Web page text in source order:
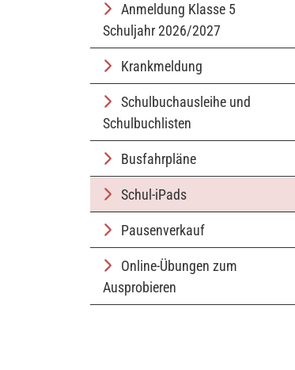
Anmeldung Klasse 5
Schuljahr 2026/2027
Krankmeldung
Schulbuchausleihe und
Schulbuchlisten
Busfahrpläne
Schul-iPads
Pausenverkauf
Online-Übungen zum
Ausprobieren